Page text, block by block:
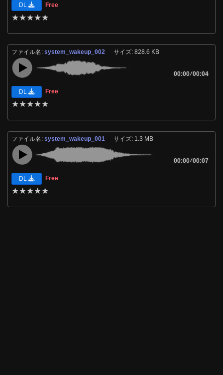
DL Free
★★★★★
ファイル名:system_wakeup_002 サイズ: 828.6 KB
00:00/00:04
DL Free
★★★★★
ファイル名:system_wakeup_001 サイズ: 1.3 MB
00:00/00:07
DL Free
★★★★★